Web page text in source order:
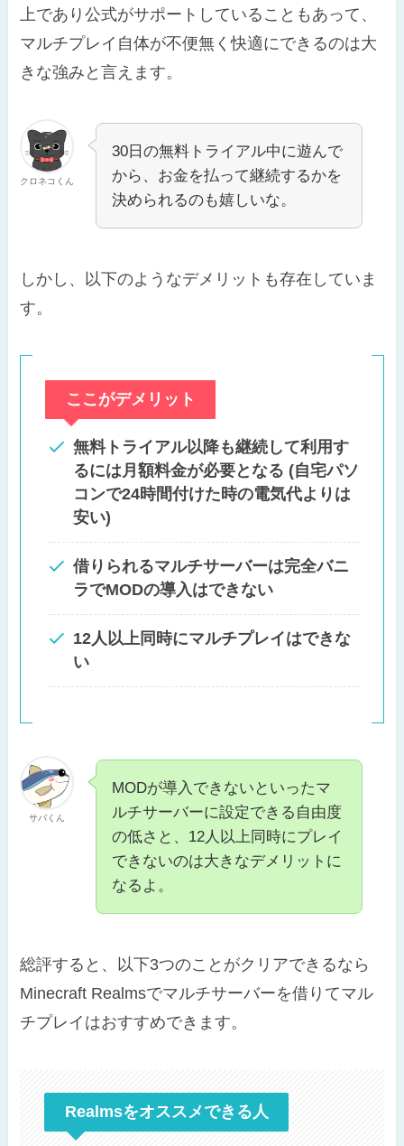
上であり公式がサポートしていることもあって、
マルチプレイ自体が不便無く快適にできるのは大
きな強みと言えます。
クロネコくん
30日の無料トライアル中に遊んで
から、お金を払って継続するかを
決められるのも嬉しいな。
しかし、以下のようなデメリットも存在していま
す。
ここがデメリット
無料トライアル以降も継続して利用す
るには月額料金が必要となる (自宅パソ
コンで24時間付けた時の電気代よりは
安い)
借りられるマルチサーバーは完全バニ
ラでMODの導入はできない
12人以上同時にマルチプレイはできな
い
サバくん
MODが導入できないといったマ
ルチサーバーに設定できる自由度
の低さと、12人以上同時にプレイ
できないのは大きなデメリットに
なるよ。
総評すると、以下3つのことがクリアできるなら
Minecraft Realmsでマルチサーバーを借りてマル
チプレイはおすすめできます。
Realmsをオススメできる人